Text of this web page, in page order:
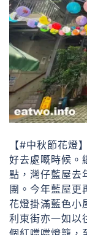
【#中秋節花燈
好去處嘅時候。
點，灣仔藍屋去
團。今年藍屋更
花燈掛滿藍色小
利東街亦一如